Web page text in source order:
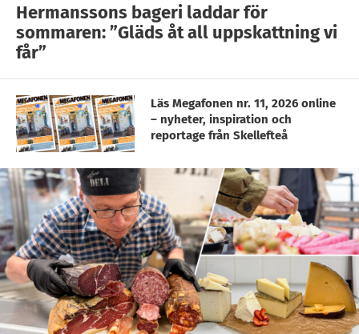
Hermanssons bageri laddar för
sommaren: ”Gläds åt all uppskattning vi
får”
Läs Megafonen nr. 11, 2026 online
– nyheter, inspiration och
reportage från Skellefteå